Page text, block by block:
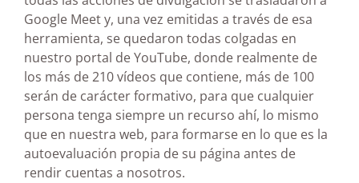
Google Meet y, una vez emitidas a través de esa
herramienta, se quedaron todas colgadas en
nuestro portal de YouTube, donde realmente de
los más de 210 vídeos que contiene, más de 100
serán de carácter formativo, para que cualquier
persona tenga siempre un recurso ahí, lo mismo
que en nuestra web, para formarse en lo que es la
autoevaluación propia de su página antes de
rendir cuentas a nosotros.